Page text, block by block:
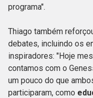
programa".
Thiago também
debates, incluindo os
inspiradores: "Hoje
contamos com o
um pouco do que
participaram, como